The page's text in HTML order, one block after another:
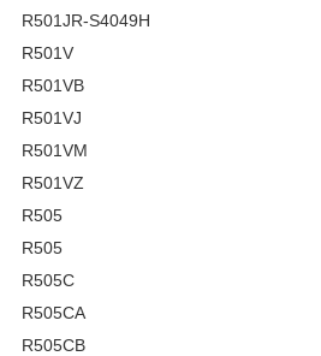
R501JR-S4049H
R501V
R501VB
R501VJ
R501VM
R501VZ
R505
R505
R505C
R505CA
R505CB